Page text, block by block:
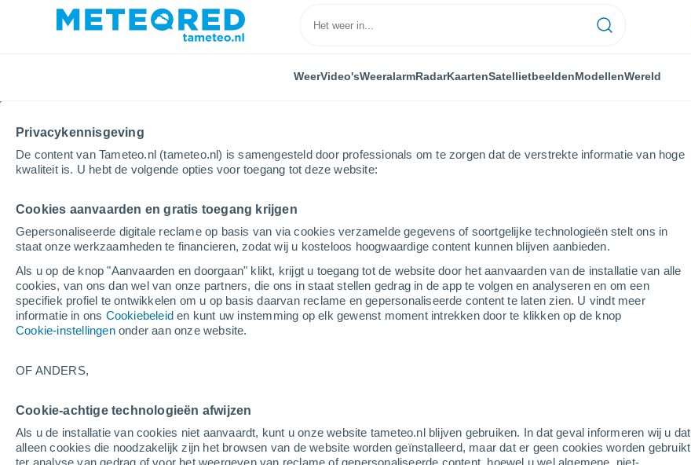
Privacykennisgeving
De content van Tameteo.nl (tameteo.nl) is samengesteld door professionals om te zorgen dat de verstrekte informatie van hoge
kwaliteit is. U hebt de volgende opties voor toegang tot deze website:
Cookies aanvaarden en gratis toegang krijgen
Gepersonaliseerde digitale reclame op basis van via cookies verzamelde gegevens of soortgelijke technologieën stelt ons in
staat onze werkzaamheden te financieren, zodat wij u kosteloos hoogwaardige content kunnen blijven aanbieden.
Als u op de knop "Aanvaarden en doorgaan" klikt, krijgt u toegang tot de website door het aanvaarden van de installatie van alle
cookies, van ons dan wel van onze partners, die ons in staat stellen gedrag in de app te volgen en analyseren en om een
specifiek profiel te ontwikkelen om u op basis daarvan reclame en gepersonaliseerde content te laten zien. U vindt meer
informatie in ons Cookiebeleid en kunt uw instemming op elk gewenst moment intrekken door te klikken op de knop
Cookie-instellingenonder aan onze website.
OF ANDERS,
Cookie-achtige technologieën afwijzen
Als u de installatie van cookies niet aanvaardt, kunt u onze website tameteo.nl blijven gebruiken. In dat geval informeren wij u dat
alleen cookies die noodzakelijk zijn het browsen van de website worden geïnstalleerd, maar dat er geen cookies worden gebruikt
ter analyse van gedrag of voor het weergeven van reclame of gepersonaliseerde content, hoewel u wel algemene, niet-
WeerVideo'sWeeralarmRadarKaartenSatellietbeeldenModellenWereld
Cookie Beleid
1. DEFINITION AND TYPES OF COOKIES
and stored in the user’s browser such that the website can look up the user’s previous activity.
The use of cookies is a common and safe practice and it is essential for the Internet to work well,
providing as it does advantages in the provision of interactive services, making it easier to browse
innocuous for the software since they contain no code.
There are different types of Cookies, which may be split into three categories:
A. Types of cookies according to the entity managing them